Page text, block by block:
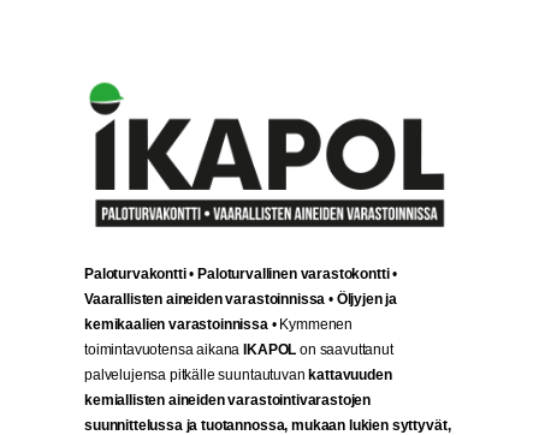
Paloturvakontti•Paloturvallinen varastokontti•
Vaarallisten aineiden varastoinnissa •Öljyjen ja
kemikaalien varastoinnissa • Kymmenen
toimintavuotensa aikanaIKAPOL on saavuttanut
palvelujensa pitkälle suuntautuvankattavuuden
kemiallisten aineiden varastointivarastojen
suunnittelussa ja tuotannossa, mukaan lukien syttyvät,